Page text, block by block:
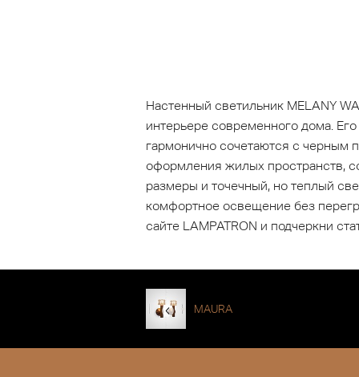
Настенный светильник MELANY
интерьере современного дома.
гармонично сочетаются с черным
оформления жилых пространств,
размеры и точечный, но теплый
комфортное освещение без
сайте LAMPATRON и подчеркни
MAURA